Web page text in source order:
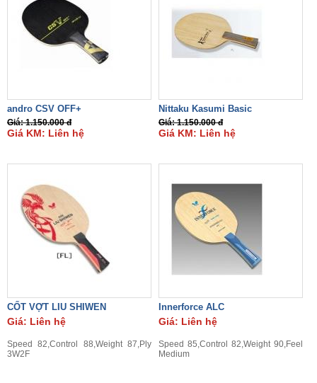
andro CSV OFF+
Giá: 1.150.000 đ
Giá KM: Liên hệ
Nittaku Kasumi Basic
Giá: 1.150.000 đ
Giá KM: Liên hệ
CỐT VỢT LIU SHIWEN
Giá: Liên hệ
Speed 82,Control 88,Weight 87,Ply
3W2F
Innerforce ALC
Giá: Liên hệ
Speed 85,Control 82,Weight 90,Feel
Medium